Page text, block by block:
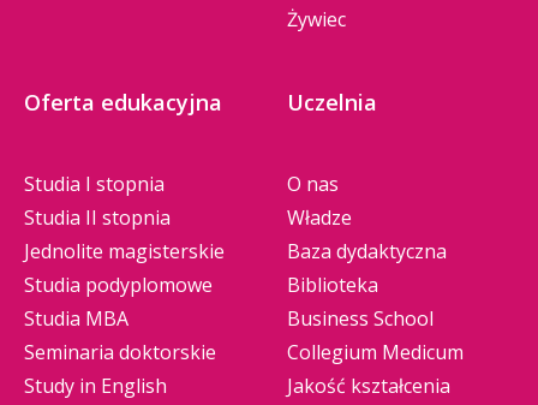
Żywiec
Oferta edukacyjna
Studia I stopnia
Studia II stopnia
Jednolite magisterskie
Studia podyplomowe
Studia MBA
Seminaria doktorskie
Study in English
Uczelnia
O nas
Władze
Baza dydaktyczna
Biblioteka
Business School
Collegium Medicum
Jakość kształcenia